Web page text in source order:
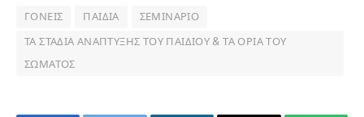
ΓΟΝΕΊΣ ΠΑΙΔΙΆ ΣΕΜΙΝΆΡΙΟ
ΤΑ ΣΤΆΔΙΑ ΑΝΆΠΤΥΞΗΣ ΤΟΥ ΠΑΙΔΙΟΎ & ΤΑ ΌΡΙΑ ΤΟΥ
ΣΏΜΑΤΟΣ